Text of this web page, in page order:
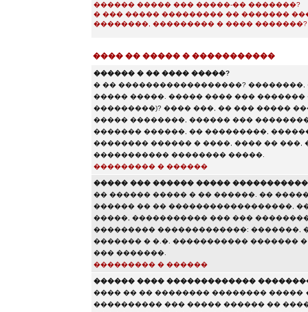
������ ����� ��� �����-�� �������?
� ��� ����� ��������� �� �������
��������, ��������� � ���� �������?
���� �� ����� � �����������
������ � �� ���� �����?
� �� ������������������?
����� �����. ����� ���� ���
���������)? ���� ���, �� ��� �����
����� ��������, ������ ���
������� ������, �� ���������,
�������� ������ � ����, ���� ��
����������� �������� �����.
��������� � ������
����� ��� ������ �����
�� ������ ����� � �� ������. ��
������ �� �� ������������������,
�����, ����������� ��� ���
��������� �������������: �������,
������� � �.�. ����������� �������
��� �������.
��������� � ������
������ ���� �������������
���� �� �� �������� �������� �����
���������� ��� ����� ������ ��